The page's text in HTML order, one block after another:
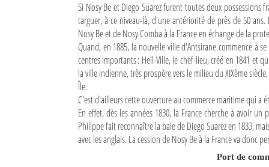
L'actualité du tourisme
Sites touristiques
Diego Suarez Pratique
Si Nosy Be et Diego Suarez furent toutes deux possessions
targuer, à ce niveau-là, d'une antériorité de près de 50
Nosy Be et de Nosy Comba à la France en échange de la
Quand, en 1885, la nouvelle ville d'Antsirane commence à
centres importants : Hell-Ville, le chef-lieu, créé en 1841 et
la ville indienne, très prospère vers le milieu du XIXème
Île.
C'est d'ailleurs cette ouverture au commerce maritime qui a
En effet, dès les années 1830, la France cherche à avoir
Philippe fait reconnaître la baie de Diego Suarez en 1833,
avec les anglais. La cession de Nosy Be à la France va donc
Port de